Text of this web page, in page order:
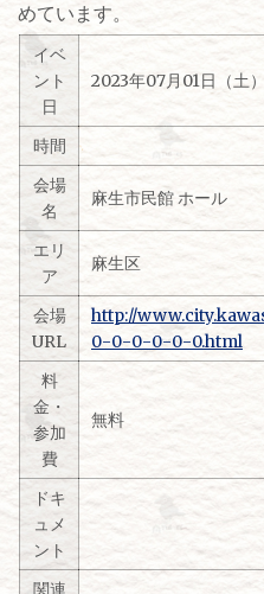
めています。
イベ
ント
日
2023年07月01日（土）
時間
会場
名
麻生市民館 ホール
エリ
ア
麻生区
会場
URL
http://
0-0-0-0-0-0.html
料
金・
参加
費
無料
ドキ
ュメ
ント
関連